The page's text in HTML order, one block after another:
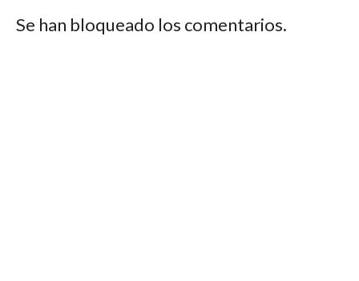
Se han bloqueado los comentarios.